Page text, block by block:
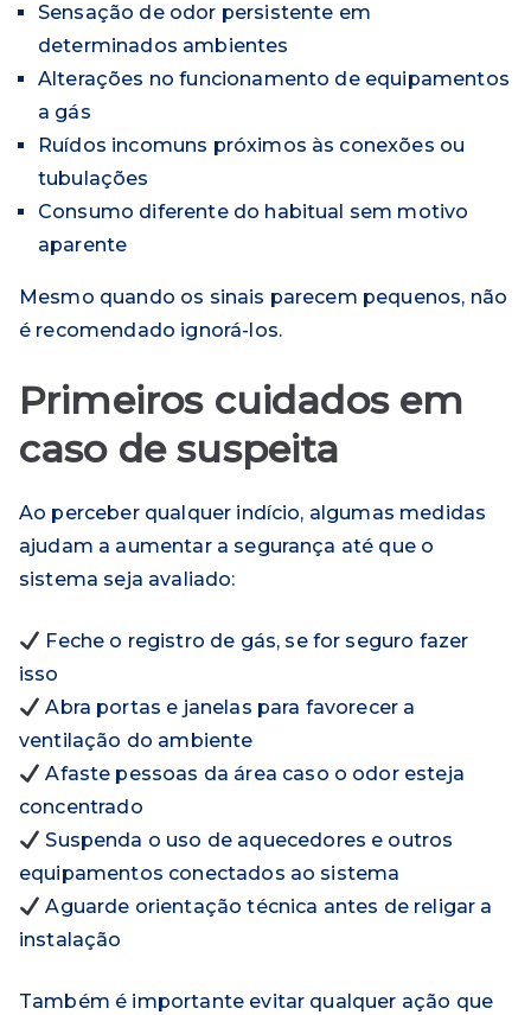
Sensação de odor persistente em
determinados ambientes
Alterações no funcionamento de equipamentos
a gás
Ruídos incomuns próximos às conexões ou
tubulações
Consumo diferente do habitual sem motivo
aparente
Mesmo quando os sinais parecem pequenos, não
é recomendado ignorá-los.
Primeiros cuidados em
caso de suspeita
Ao perceber qualquer indício, algumas medidas
ajudam a aumentar a segurança até que o
sistema seja avaliado:
Feche o registro de gás, se for seguro fazer
isso
Abra portas e janelas para favorecer a
ventilação do ambiente
Afaste pessoas da área caso o odor esteja
concentrado
Suspenda o uso de aquecedores e outros
equipamentos conectados ao sistema
Aguarde orientação técnica antes de religar a
instalação
Também é importante evitar qualquer ação que